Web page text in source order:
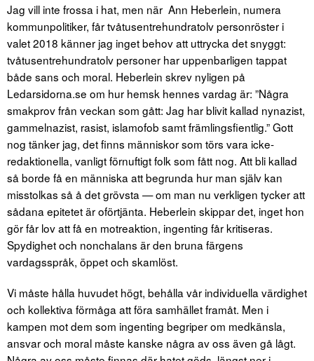
Jag vill inte frossa i hat, men när Ann Heberlein, numera
kommunpolitiker, får tvåtusentrehundratolv personröster i
valet 2018 känner jag inget behov att uttrycka det snyggt:
tvåtusentrehundratolv personer har uppenbarligen tappat
både sans och moral. Heberlein skrev nyligen på
Ledarsidorna.se om hur hemsk hennes vardag är: ”Några
smakprov från veckan som gått: Jag har blivit kallad nynazist,
gammelnazist, rasist, islamofob samt främlingsfientlig.” Gott
nog tänker jag, det finns människor som törs vara icke-
redaktionella, vanligt förnuftigt folk som fått nog. Att bli kallad
så borde få en människa att begrunda hur man själv kan
misstolkas så å det grövsta — om man nu verkligen tycker att
sådana epitetet är oförtjänta. Heberlein skippar det, inget hon
gör får lov att få en motreaktion, ingenting får kritiseras.
Spydighet och nonchalans är den bruna färgens
vardagsspråk, öppet och skamlöst.
Vi måste hålla huvudet högt, behålla vår individuella värdighet
och kollektiva förmåga att föra samhället framåt. Men i
kampen mot dem som ingenting begriper om medkänsla,
ansvar och moral måste kanske några av oss även gå lågt.